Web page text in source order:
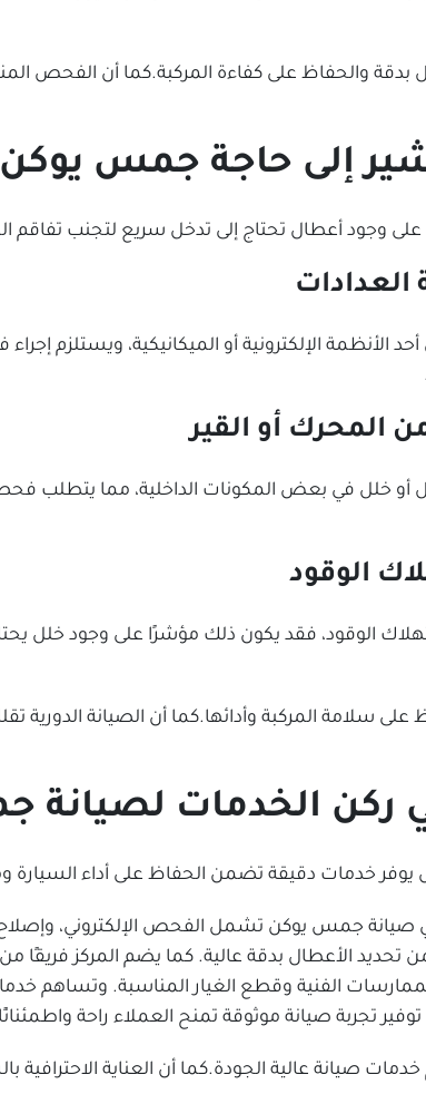
والحفاظ على كفاءة المركبة.كما أن الفحص
إلى حاجة جمس يوكن
وجود أعطال تحتاج إلى تدخل سريع لتجنب تفاقم
العدادات
الأنظمة الإلكترونية أو الميكانيكية،
المحرك أو القير
أو خلل في بعض المكونات الداخلية، مما يتطلب
الوقود
الوقود، فقد يكون ذلك مؤشرًا على وجود خلل
سلامة المركبة وأدائها.كما أن الصيانة
في ركن الخدمات
دقيقة تضمن الحفاظ على أداء السيارة
صيانة جمس يوكن تشمل الفحص الإلكتروني، وإصلاح
الأعطال بدقة عالية. كما يضم المركز
الفنية وقطع الغيار المناسبة.
تجربة صيانة موثوقة تمنح العملاء راحة
خدمات صيانة عالية الجودة.كما أن العناية